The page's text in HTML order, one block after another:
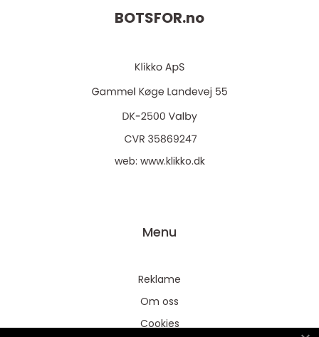
BOTSFOR.no
web: www.klikko.dk
Menu
Reklame
Om oss
Cookies